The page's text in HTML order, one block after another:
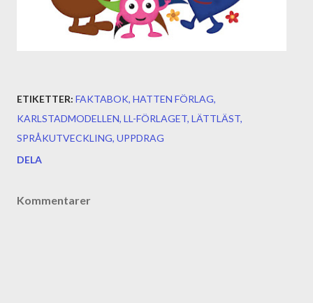
ETIKETTER: FAKTABOK HATTEN FÖRLAG
KARLSTADMODELLEN LL-FÖRLAGET LÄTTLÄST
SPRÅKUTVECKLING UPPDRAG
DELA
Kommentarer